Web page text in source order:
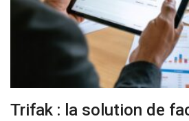
Trifak : la solution de